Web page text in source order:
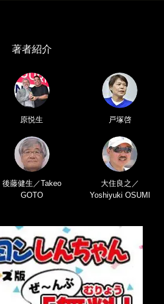
著者紹介
原悦生 戸塚啓
後藤健生／Takeo
GOTO
大住良之／
Yoshiyuki OSUMI